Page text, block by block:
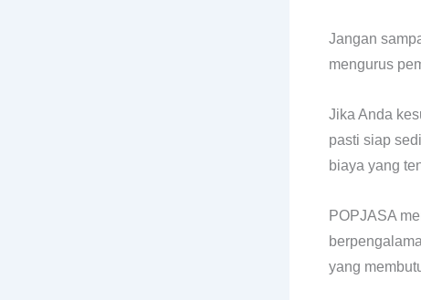
Jangan
mengurus
Jika Anda
pasti siap
biaya yang
POPJASA
yang